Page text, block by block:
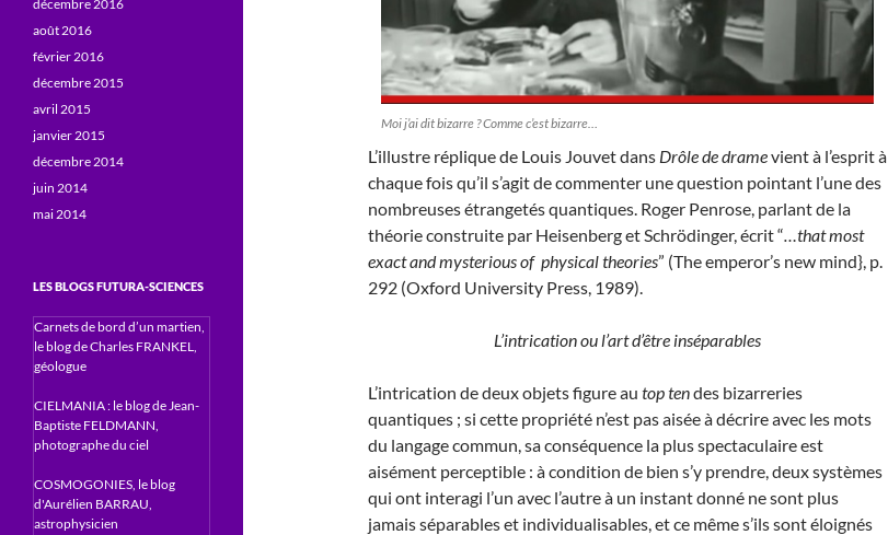
Moi j’ai dit bizarre ? Comme c’est bizarre…
L’illustre réplique de Louis Jouvet dans Drôle de dramevient à l’esprit à
chaque fois qu’il s’agit de commenter une question pointant l’une des
nombreuses étrangetés quantiques. Roger Penrose, parlant de la
théorie construite par Heisenberg et Schrödinger, écrit “…that most
exact and mysterious of physical theories” (The emperor’s new mind}, p.
292 (Oxford University Press, 1989).
L’intrication ou l’art d’être inséparables
L’intrication de deux objets figure au top tendes bizarreries
quantiques ; si cette propriété n’est pas aisée à décrire avec les mots
du langage commun, sa conséquence la plus spectaculaire est
aisément perceptible : à condition de bien s’y prendre, deux systèmes
qui ont interagi l’un avec l’autre à un instant donné ne sont plus
jamais séparables et individualisables, et ce même s’ils sont éloignés
décembre 2016
août 2016
février 2016
décembre 2015
avril 2015
janvier 2015
décembre 2014
juin 2014
mai 2014
LES BLOGS FUTURA-SCIENCES
Carnets de bord d’un martien,
le blog de Charles FRANKEL,
géologue
CIELMANIA : le blog de Jean-
Baptiste FELDMANN,
photographe du ciel
COSMOGONIES, le blog
d'Aurélien BARRAU,
astrophysicien